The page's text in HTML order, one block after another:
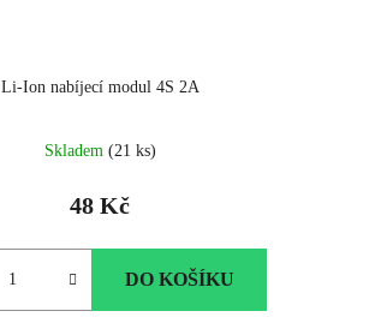
Li-Ion nabíjecí modul 4S 2A
Skladem (21 ks)
48 Kč
DO KOŠÍKU